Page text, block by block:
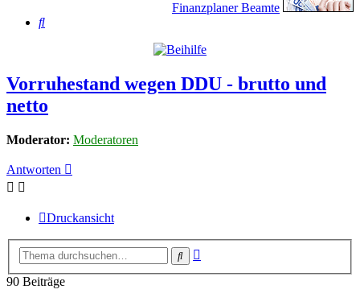
Finanzplaner Beamte
Suche
Vorruhestand wegen DDU - brutto und
netto
Moderator: Moderatoren
Antworten
Druckansicht
Suche
90 Beiträge